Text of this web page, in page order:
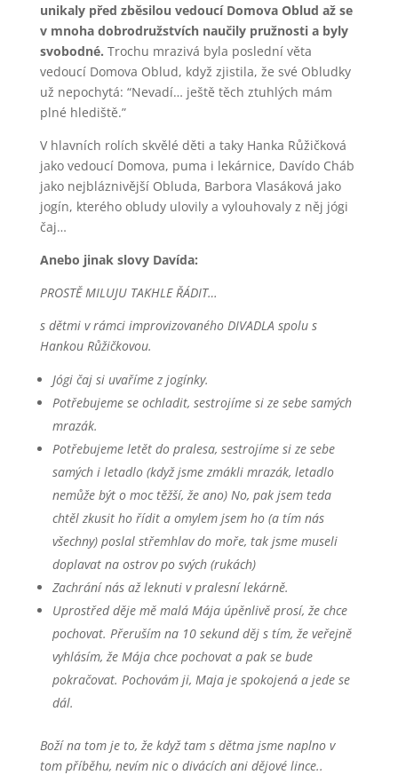
unikaly před zběsilou vedoucí Domova Oblud až se
v mnoha dobrodružstvích naučily pružnosti a byly
svobodné. Trochu mrazivá byla poslední věta
vedoucí Domova Oblud, když zjistila, že své Obludky
už nepochytá: “Nevadí… ještě těch ztuhlých mám
plné hlediště.”
V hlavních rolích skvělé děti a taky Hanka Růžičková
jako vedoucí Domova, puma i lekárnice, Davído Cháb
jako nejbláznivější Obluda, Barbora Vlasáková jako
jogín, kterého obludy ulovily a vylouhovaly z něj jógi
čaj…
Anebo jinak slovy Davída:
PROSTĚ MILUJU TAKHLE ŘÁDIT…
s dětmi v rámci improvizovaného DIVADLA spolu s
Hankou Růžičkovou.
Jógi čaj si uvaříme z jogínky.
Potřebujeme se ochladit, sestrojíme si ze sebe samých
mrazák.
Potřebujeme letět do pralesa, sestrojíme si ze sebe
samých i letadlo (když jsme zmákli mrazák, letadlo
nemůže být o moc těžší, že ano) No, pak jsem teda
chtěl zkusit ho řídit a omylem jsem ho (a tím nás
všechny) poslal střemhlav do moře, tak jsme museli
doplavat na ostrov po svých (rukách)
Zachrání nás až leknuti v pralesní lekárně.
Uprostřed děje mě malá Mája úpěnlivě prosí, že chce
pochovat. Přeruším na 10 sekund děj s tím, že veřejně
vyhlásím, že Mája chce pochovat a pak se bude
pokračovat. Pochovám ji, Maja je spokojená a jede se
dál.
Boží na tom je to, že když tam s dětma jsme naplno v
tom příběhu, nevím nic o divácích ani dějové lince..